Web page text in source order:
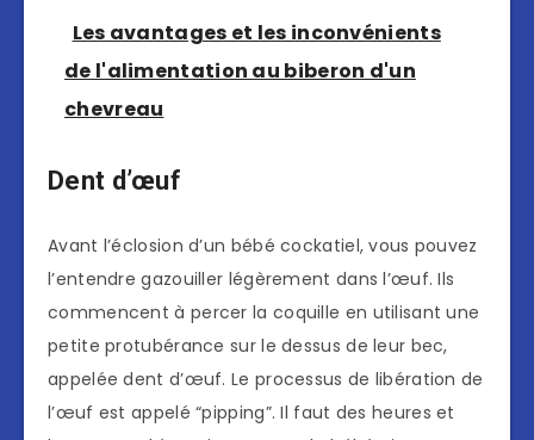
Les avantages et les inconvénients
de l'alimentation au biberon d'un
chevreau
Dent d’œuf
Avant l’éclosion d’un bébé cockatiel, vous pouvez
l’entendre gazouiller légèrement dans l’œuf. Ils
commencent à percer la coquille en utilisant une
petite protubérance sur le dessus de leur bec,
appelée dent d’œuf. Le processus de libération de
l’œuf est appelé “pipping”. Il faut des heures et